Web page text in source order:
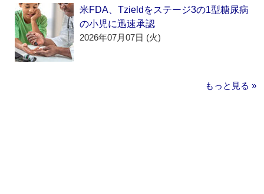
米FDA、Tzieldをステージ3の1型糖尿病
の小児に迅速承認
2026年07月07日 (火)
もっと見る »